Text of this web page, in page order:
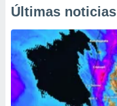
Últimas noticias